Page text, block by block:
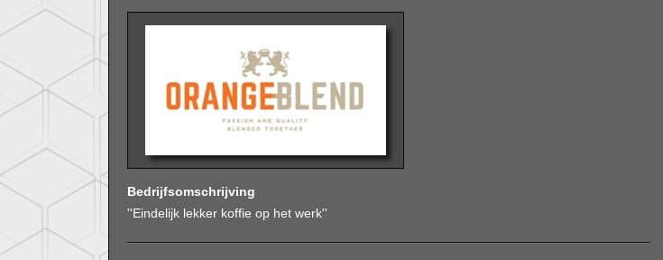
Bedrijfsomschrijving
''Eindelijk lekker koffie op het werk''